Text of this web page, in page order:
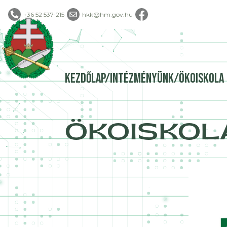
+36 52 537-215 hkk@hm.gov.hu
kezdőlap/intézményünk/ökoiskola